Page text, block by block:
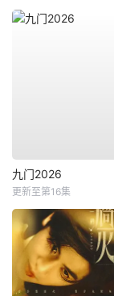
九门2026
更新至第16集